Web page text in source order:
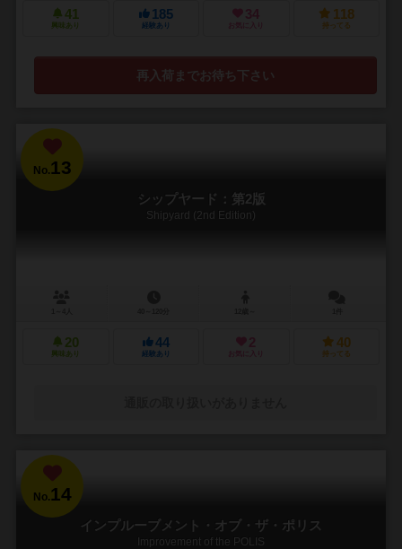
41
興味あり
185
経験あり
34
お気に入り
118
持ってる
再入荷までお待ち下さい
No.13
シップヤード：第2版
Shipyard (2nd Edition)
20
興味あり
44
経験あり
2
お気に入り
40
持ってる
No.14
インプルーブメント・オブ・ザ・ポリス
Improvement of the POLIS